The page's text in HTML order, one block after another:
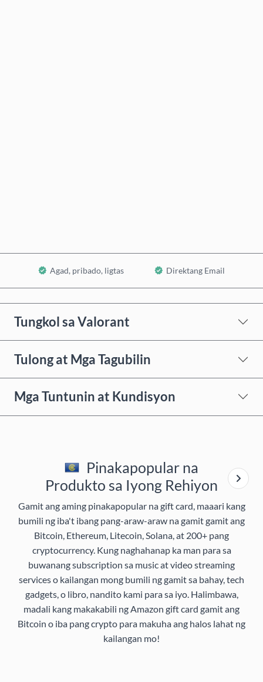
Agad, pribado, ligtas Direktang Email
Tungkol sa Valorant
Tulong at Mga Tagubilin
Mga Tuntunin at Kundisyon
Pinakapopular na
Produkto sa Iyong Rehiyon
Gamit ang aming pinakapopular na gift card, maaari kang
bumili ng iba't ibang pang-araw-araw na gamit gamit ang
Bitcoin, Ethereum, Litecoin, Solana, at 200+ pang
cryptocurrency. Kung naghahanap ka man para sa
buwanang subscription sa music at video streaming
services o kailangan mong bumili ng gamit sa bahay, tech
gadgets, o libro, nandito kami para sa iyo. Halimbawa,
madali kang makakabili ng Amazon gift card gamit ang
Bitcoin o iba pang crypto para makuha ang halos lahat ng
kailangan mo!